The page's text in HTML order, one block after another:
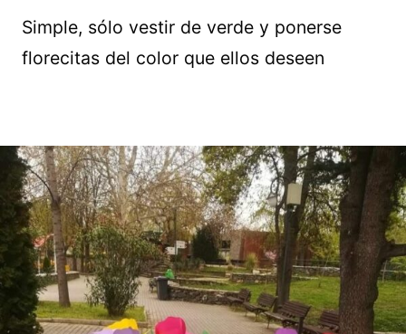
Simple, sólo vestir de verde y ponerse
florecitas del color que ellos deseen